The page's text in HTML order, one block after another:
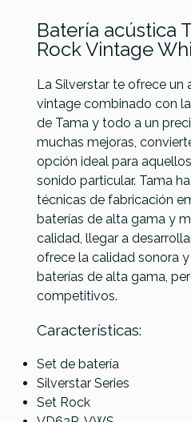
Batería acústica
Rock Vintage
La Silverstar te ofrece un
vintage combinado con
de Tama y todo a un
muchas mejoras,
opción ideal para
sonido particular. Tama
técnicas de fabricación
baterías de alta gama y
calidad, llegar a
ofrece la calidad sonora
baterías de alta gama,
competitivos.
Características:
Set de batería
Silverstar Series
Set Rock
Referencia